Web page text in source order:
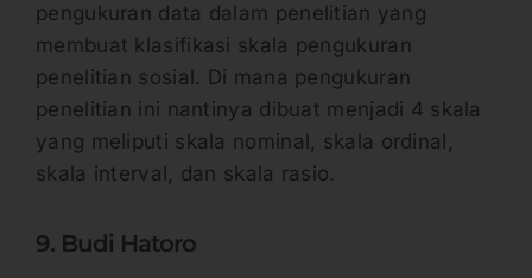
pengukuran data dalam penelitian yang
membuat klasifikasi skala pengukuran
penelitian sosial. Di mana pengukuran
penelitian ini nantinya dibuat menjadi 4 skala
yang meliputi skala nominal, skala ordinal,
skala interval, dan skala rasio.
9. Budi Hatoro